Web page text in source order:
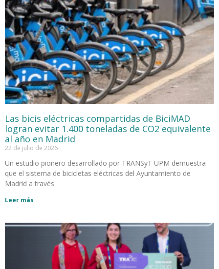
Las bicis eléctricas compartidas de BiciMAD
logran evitar 1.400 toneladas de CO2 equivalente
al año en Madrid
22 de julio de 2026
Un estudio pionero desarrollado por TRANSyT UPM demuestra
que el sistema de bicicletas eléctricas del Ayuntamiento de
Madrid a través
Leer más